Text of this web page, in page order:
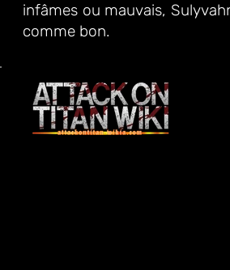
infâmes ou mauvais,
comme bon.